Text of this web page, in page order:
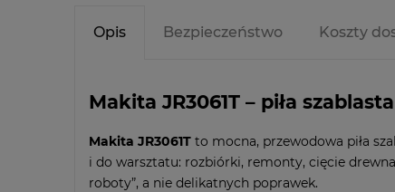
Opis Bezpieczeństwo Koszty
Makita JR3061T – piła
Makita JR3061T to mocna, przewodowa piła
i do warsztatu: rozbiórki, remonty, cięcie
roboty”, a nie delikatnych poprawek.